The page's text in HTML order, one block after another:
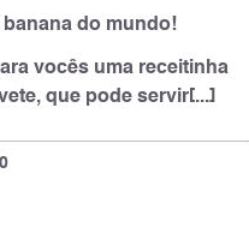
do mundo!
vocês uma receitinha
que pode servir[...]